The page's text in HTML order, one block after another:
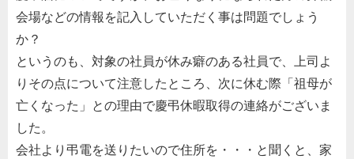
会場などの情報を記入していただく事は問題でしょう
か？
というのも、対象の社員が休み癖のある社員で、上司よ
りその点について注意したところ、次に休む際「祖母が
亡くなった」との理由で慶弔休暇取得の連絡がございま
した。
会社より弔電を送りたいので住所を・・・と聞くと、家